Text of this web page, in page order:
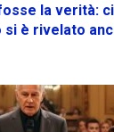
la verità:
si è rivelato